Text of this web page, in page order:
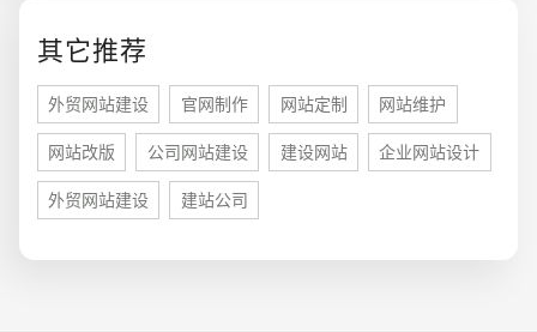
其它推荐
外贸网站建设 官网制作 网站定制 网站维护
网站改版 公司网站建设 建设网站 企业网站设计
外贸网站建设 建站公司
招标项目